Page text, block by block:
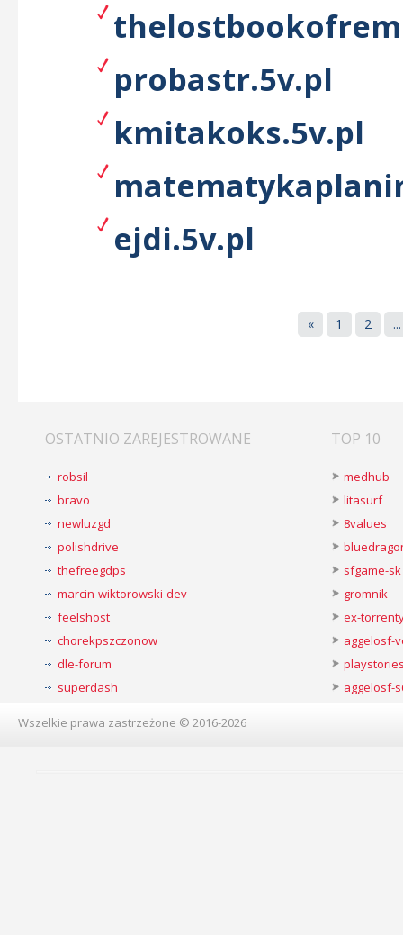
probastr.5v.pl
kmitakoks.5v.pl
ejdi.5v.pl
« 1 2 ...
OSTATNIO ZAREJESTROWANE
robsil
bravo
newluzgd
polishdrive
thefreegdps
marcin-wiktorowski-dev
feelshost
chorekpszczonow
dle-forum
superdash
TOP 10
medhub
litasurf
8values
sfgame-sk
gromnik
ex-
aggelosf-
aggelosf-
Wszelkie prawa zastrzeżone © 2016-2026